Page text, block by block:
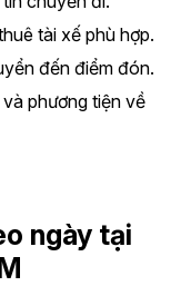
tài xế phù hợp.
đến điểm đón.
phương tiện về
ngày tại